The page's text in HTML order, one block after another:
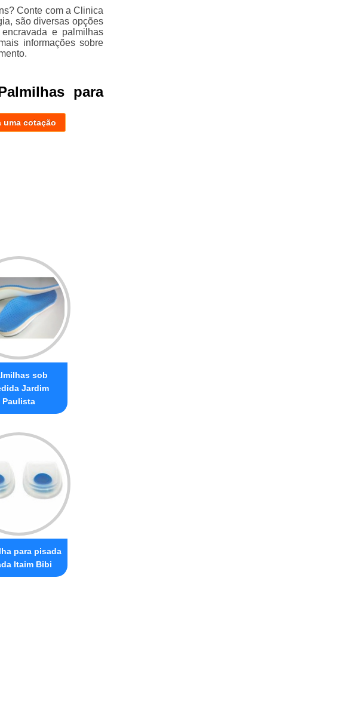
Conte com a Clinica
são diversas opções
e palmilhas
informações sobre
para
uma cotação
sob
Jardim
Paulista
para pisada
Itaim Bibi